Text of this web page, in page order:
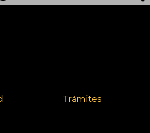
Trámites